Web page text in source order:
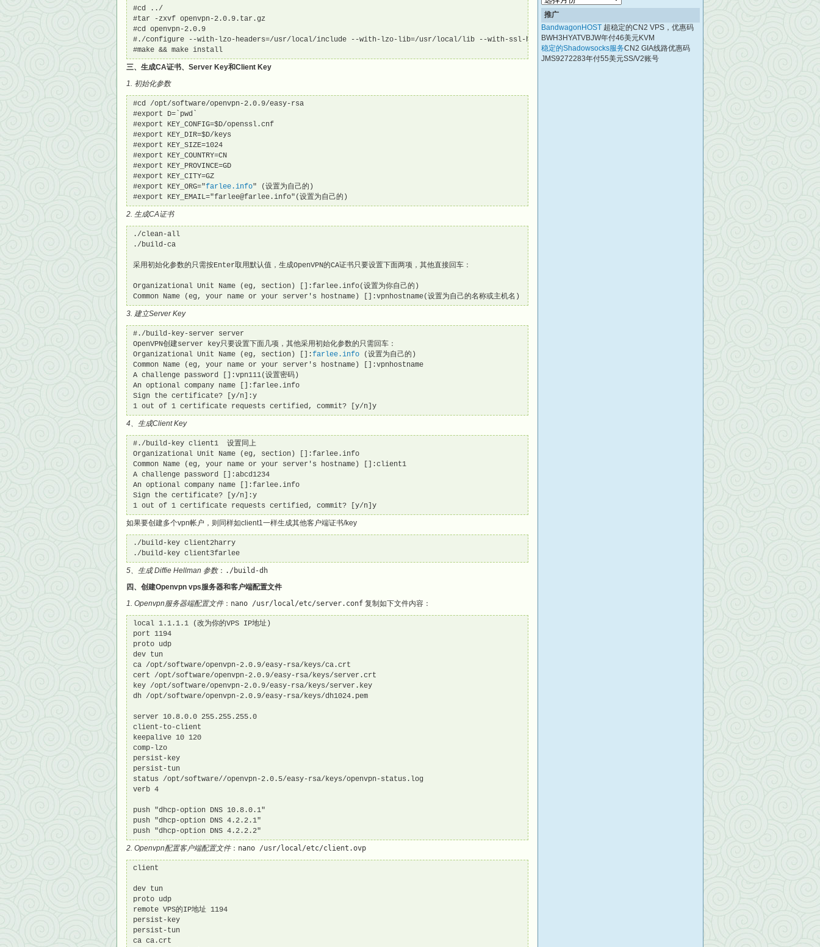
#cd ../
#tar -zxvf openvpn-2.0.9.tar.gz
#cd openvpn-2.0.9
#./configure --with-lzo-headers=/usr/local/include --with-lzo-lib=/usr/local/lib --with-ssl-headers=/usr/include/openssl --with-ssl-lib=/usr/lib
#make && make install
三、生成CA证书、Server Key和Client Key
1. 初始化参数
#cd /opt/software/openvpn-2.0.9/easy-rsa
#export D=`pwd`
#export KEY_CONFIG=$D/openssl.cnf
#export KEY_DIR=$D/keys
#export KEY_SIZE=1024
#export KEY_COUNTRY=CN
#export KEY_PROVINCE=GD
#export KEY_CITY=GZ
#export KEY_ORG="farlee.info" (设置为自己的)
#export KEY_EMAIL="farlee@farlee.info"(设置为自己的)
2. 生成CA证书
./clean-all
./build-ca
采用初始化参数的只需按Enter取用默认值，生成OpenVPN的CA证书只要设置下面两项，其他直接回车：
Organizational Unit Name (eg, section) []:farlee.info(设置为你自己的)
Common Name (eg, your name or your server's hostname) []:vpnhostname(设置为自己的名称或主机名)
3. 建立Server Key
#./build-key-server server
OpenVPN创建server key只要设置下面几项，其他采用初始化参数的只需回车：
Organizational Unit Name (eg, section) []:farlee.info (设置为自己的)
Common Name (eg, your name or your server's hostname) []:vpnhostname
A challenge password []:vpn111(设置密码)
An optional company name []:farlee.info
Sign the certificate? [y/n]:y
1 out of 1 certificate requests certified, commit? [y/n]y
4、生成Client Key
#./build-key client1  设置同上
Organizational Unit Name (eg, section) []:farlee.info
Common Name (eg, your name or your server's hostname) []:client1
A challenge password []:abcd1234
An optional company name []:farlee.info
Sign the certificate? [y/n]:y
1 out of 1 certificate requests certified, commit? [y/n]y
如果要创建多个vpn帐户，则同样如client1一样生成其他客户端证书/key
./build-key client2harry
./build-key client3farlee
5、生成 Diffie Hellman 参数： ./build-dh
四、创建Openvpn vps服务器和客户端配置文件
1. Openvpn服务器端配置文件： nano /usr/local/etc/server.conf 复制如下文件内容：
local 1.1.1.1 (改为你的VPS IP地址)
port 1194
proto udp
dev tun
ca /opt/software/openvpn-2.0.9/easy-rsa/keys/ca.crt
cert /opt/software/openvpn-2.0.9/easy-rsa/keys/server.crt
key /opt/software/openvpn-2.0.9/easy-rsa/keys/server.key
dh /opt/software/openvpn-2.0.9/easy-rsa/keys/dh1024.pem
server 10.8.0.0 255.255.255.0
client-to-client
keepalive 10 120
comp-lzo
persist-key
persist-tun
status /opt/software//openvpn-2.0.5/easy-rsa/keys/openvpn-status.log
verb 4
push "dhcp-option DNS 10.8.0.1"
push "dhcp-option DNS 4.2.2.1"
push "dhcp-option DNS 4.2.2.2"
2. Openvpn配置客户端配置文件： nano /usr/local/etc/client.ovp
client
dev tun
proto udp
remote VPS的IP地址 1194
persist-key
persist-tun
ca ca.crt
档
推广
BandwagonHOST 超稳定的CN2 VPS，优惠码
BWH3HYATVBJW年付46美元KVM
稳定的Shadowsocks服务CN2 GIA线路优惠码
JMS9272283年付55美元SS/V2账号